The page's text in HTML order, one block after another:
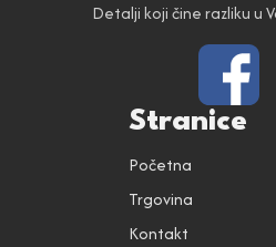
Detalji koji čine razliku u
Stranice
Početna
Trgovina
Kontakt